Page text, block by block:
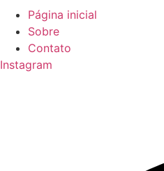
Página inicial
Sobre
Contato
Instagram